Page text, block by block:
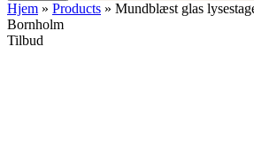
Hjem » Products » Mundblæst glas
Bornholm
Tilbud